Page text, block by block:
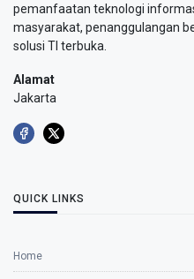
pemanfaatan teknologi
masyarakat, penanggulangan
solusi TI terbuka.
Alamat
Jakarta
QUICK LINKS
Home